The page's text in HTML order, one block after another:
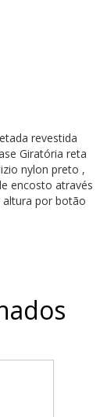
revestida
Giratória reta
nylon preto ,
encosto através
altura por botão